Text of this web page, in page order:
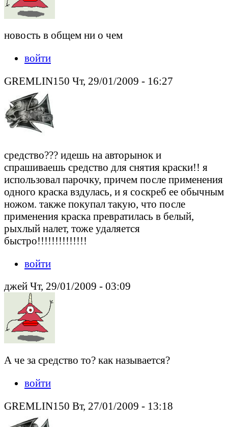
новость в общем ни о чем
войти
GREMLIN150 Чт, 29/01/2009 - 16:27
средство??? идешь на авторынок и
спрашиваешь средство для снятия краски!! я
использовал парочку, причем после применения
одного краска вздулась, и я соскреб ее обычным
ножом. также покупал такую, что после
применения краска превратилась в белый,
рыхлый налет, тоже удаляется
быстро!!!!!!!!!!!!!!
войти
джей Чт, 29/01/2009 - 03:09
А че за средство то? как называется?
войти
GREMLIN150 Вт, 27/01/2009 - 13:18